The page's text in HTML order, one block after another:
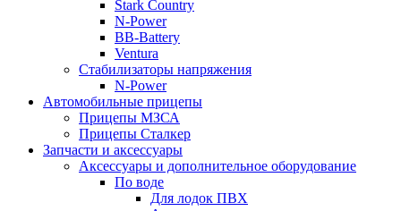
Stark Country
N-Power
BB-Battery
Ventura
Стабилизаторы напряжения
N-Power
Автомобильные прицепы
Прицепы МЗСА
Прицепы Сталкер
Запчасти и аксессуары
Аксессуары и дополнительное оборудование
По воде
Для лодок ПВХ